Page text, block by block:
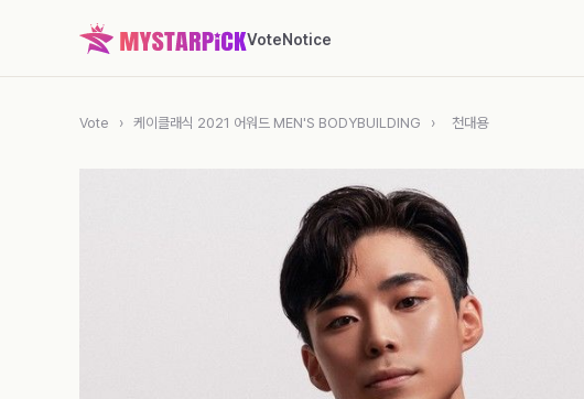
VoteNotice
Vote › 케이클래식 2021 어워드 MEN'S BODYBUILDING › 천대용